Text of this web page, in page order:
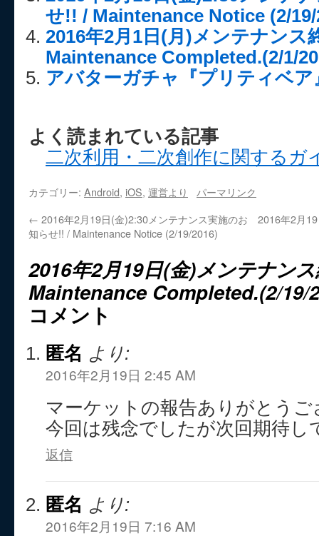
せ!! / Maintenance Notice (2/19/
2016年2月1日(月)メンテナンス
Maintenance Completed.(2/1/
アバターガチャ『プリティベ
よく読まれている記事
二次利用・二次創作に関するガ
カテゴリー: Android, iOS, 運営より
パーマリンク
← 2016年2月19日(金)2:30メンテナンス実施のお
知らせ!! / Maintenance Notice (2/19/2016)
2016年2月
2016年2月19日(金)メンテナン
Maintenance Completed.(2/19/
コメント
匿名 より:
2016年2月19日 2:45 AM
マーケットの報告ありがとうご
今回は残念でしたが次回期待し
返信
匿名 より:
2016年2月19日 7:16 AM